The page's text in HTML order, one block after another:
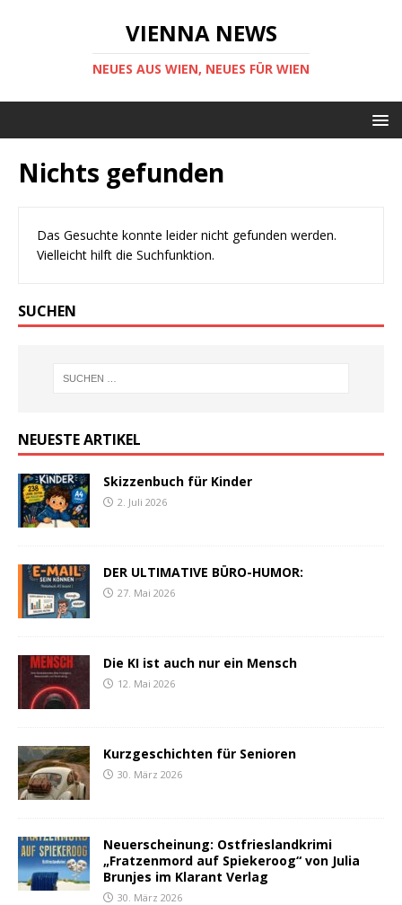
VIENNA NEWS
NEUES AUS WIEN, NEUES FÜR WIEN
Nichts gefunden
Das Gesuchte konnte leider nicht gefunden werden.
Vielleicht hilft die Suchfunktion.
SUCHEN
NEUESTE ARTIKEL
Skizzenbuch für Kinder
2. Juli 2026
DER ULTIMATIVE BÜRO-HUMOR:
27. Mai 2026
Die KI ist auch nur ein Mensch
12. Mai 2026
Kurzgeschichten für Senioren
30. März 2026
Neuerscheinung: Ostfrieslandkrimi
„Fratzenmord auf Spiekeroog“ von Julia
Brunjes im Klarant Verlag
30. März 2026